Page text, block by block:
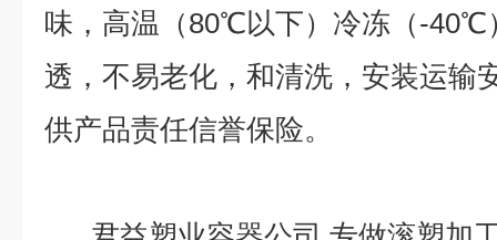
味，高温（80℃以下）冷冻（-40℃
透，不易老化，和清洗，安装运输
供产品责任信誉保险。